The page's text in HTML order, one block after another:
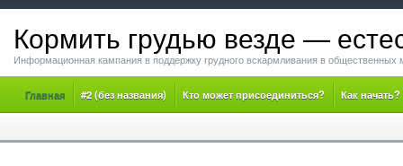
Кормить грудью везде —
Информационная кампания в поддержку грудного вскармливания в общественных
Главная #2 (без названия) Кто может присоединиться? Как начать?